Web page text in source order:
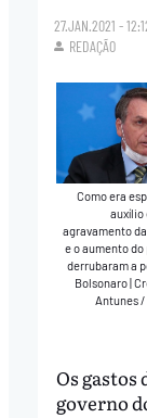
27.JAN.2021 -
REDAÇÃO
Como era
auxílio
agravamento
e o aumento
derrubaram a
Bolsonaro|
Antunes
Os gastos
governo